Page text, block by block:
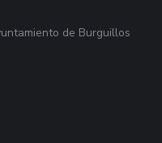
de Burguillos